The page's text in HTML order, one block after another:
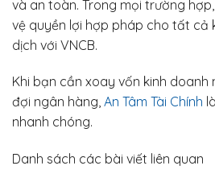
và an toàn. Trong mọi trường
vệ quyền lợi hợp pháp cho tất cả
dịch với VNCB.
Khi bạn cần xoay vốn kinh doanh
đợi ngân hàng, An Tâm Tài Chính
nhanh chóng.
Danh sách các bài viết liên quan